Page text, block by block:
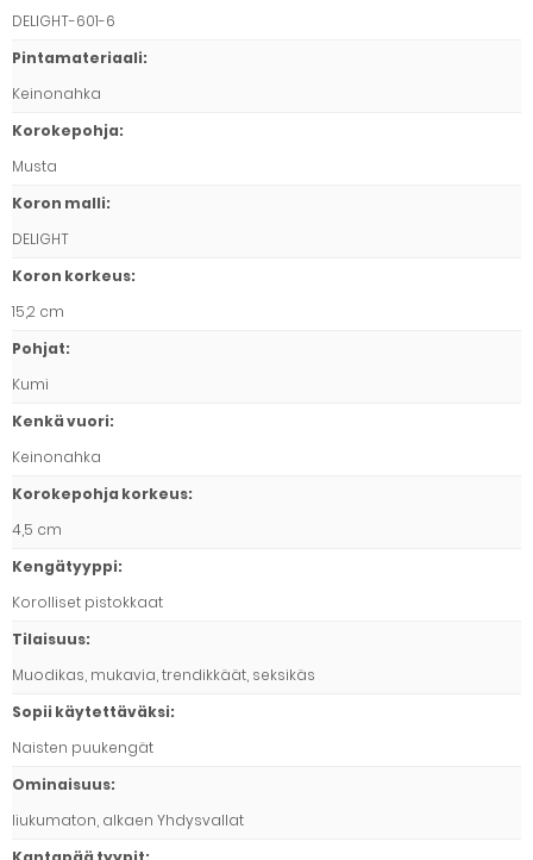
DELIGHT-601-6
Pintamateriaali:
Keinonahka
Korokepohja:
Musta
Koron malli:
DELIGHT
Koron korkeus:
15,2 cm
Pohjat:
Kumi
Kenkä vuori:
Keinonahka
Korokepohja korkeus:
4,5 cm
Kengätyyppi:
Korolliset pistokkaat
Tilaisuus:
Muodikas, mukavia, trendikkäät, seksikäs
Sopii käytettäväksi:
Naisten puukengät
Ominaisuus:
liukumaton, alkaen Yhdysvallat